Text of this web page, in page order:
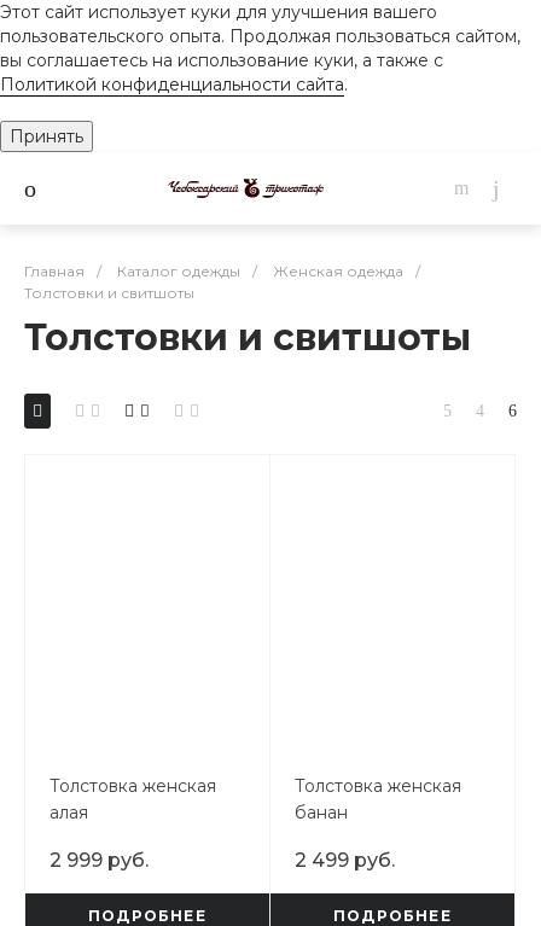
Этот сайт использует куки для улучшения вашего
пользовательского опыта. Продолжая пользоваться сайтом,
вы соглашаетесь на использование куки, а также с
Политикой конфиденциальности сайта.
Принять
Главная / Каталог одежды / Женская одежда
/
Толстовки и свитшоты
Толстовки и свитшоты
Толстовка женская
алая
2 999 руб.
ПОДРОБНЕЕ
Толстовка женская
банан
2 499 руб.
ПОДРОБНЕЕ